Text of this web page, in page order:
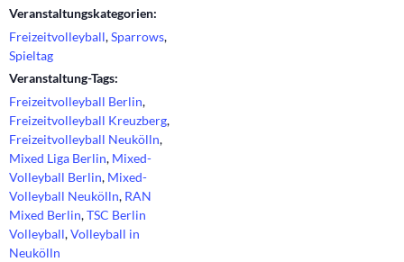
Veranstaltungskategorien:
Freizeitvolleyball,Sparrows,
Spieltag
Veranstaltung-Tags:
Freizeitvolleyball Berlin,
Freizeitvolleyball Kreuzberg,
Freizeitvolleyball Neukölln,
Mixed Liga Berlin, Mixed-
Volleyball Berlin, Mixed-
Volleyball Neukölln, RAN
Mixed Berlin,TSC Berlin
Volleyball,Volleyball in
Neukölln